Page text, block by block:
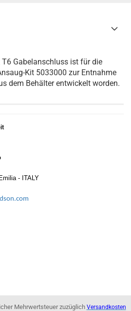
Gabelanschluss ist für die
Kit 5033000 zur Entnahme
dem Behälter entwickelt worden.
- ITALY
Mehrwertsteuer zuzüglich Versandkosten